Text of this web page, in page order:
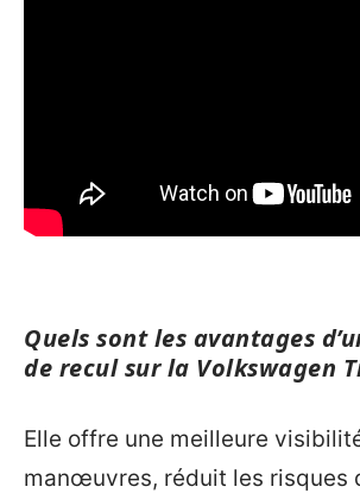
Quels sont les avantages
de recul sur la Volkswagen
Elle offre une meilleure
manœuvres, réduit les risques